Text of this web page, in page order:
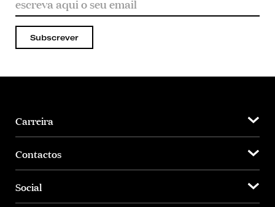
Subscrever
Carreira
Contactos
Social